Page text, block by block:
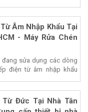
Âm Nhập Khẩu Tại
- Máy Rửa Chén
đang sửa dụng các dòng
điện từ âm nhập khẩu
Từ Đức Tại Nhà Tân